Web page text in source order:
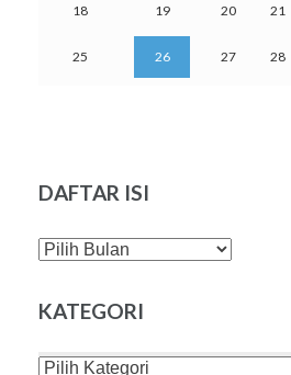
18 19 20 21
25 26 27 28
DAFTAR ISI
DAFTAR
KATEGORI
KATEGORI